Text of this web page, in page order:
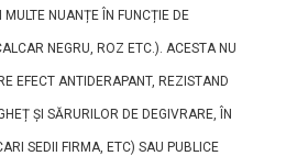
NUANȚE ÎN FUNCȚIE DE
NEGRU, ROZ ETC.). ACESTA NU
EFECT ANTIDERAPANT, REZISTAND
ȘI SĂRURILOR DE DEGIVRARE, ÎN
SEDII FIRMA, ETC) SAU PUBLICE